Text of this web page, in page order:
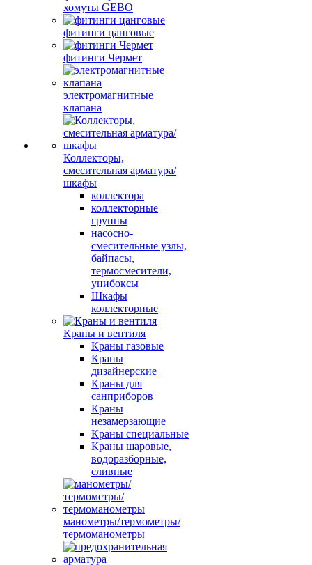
хомуты GEBO
фитинги цанговые
фитинги Чермет
электромагнитные
клапана
Коллекторы,
смесительная арматура/
шкафы
коллектора
коллекторные
группы
насосно-
смесительные узлы,
байпасы,
термосмесители,
унибоксы
Шкафы
коллекторные
Краны и вентиля
Краны газовые
Краны
дизайнерские
Краны для
санприборов
Краны
незамерзающие
Краны специальные
Краны шаровые,
водоразборные,
сливные
манометры/термометры/
термоманометры